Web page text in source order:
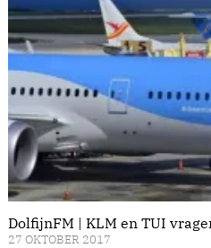
DolfijnFM | KLM en TUI
27 OKTOBER 2017